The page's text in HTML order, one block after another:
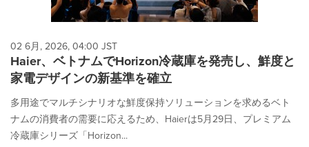
02 6月, 2026, 04:00 JST
Haier、ベトナムでHorizon冷蔵庫を発売し、鮮度と
家電デザインの新基準を確立
多用途でマルチシナリオな鮮度保持ソリューションを求めるベト
ナムの消費者の需要に応えるため、Haierは5月29日、プレミアム
冷蔵庫シリーズ「Horizon...